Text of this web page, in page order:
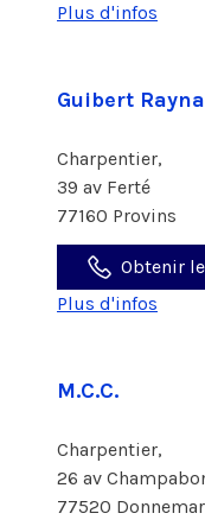
Plus d'infos
Guibert
Charpentier,
39 av Ferté
77160 Provins
Obtenir
Plus d'infos
M.C.C.
Charpentier,
26 av
77520